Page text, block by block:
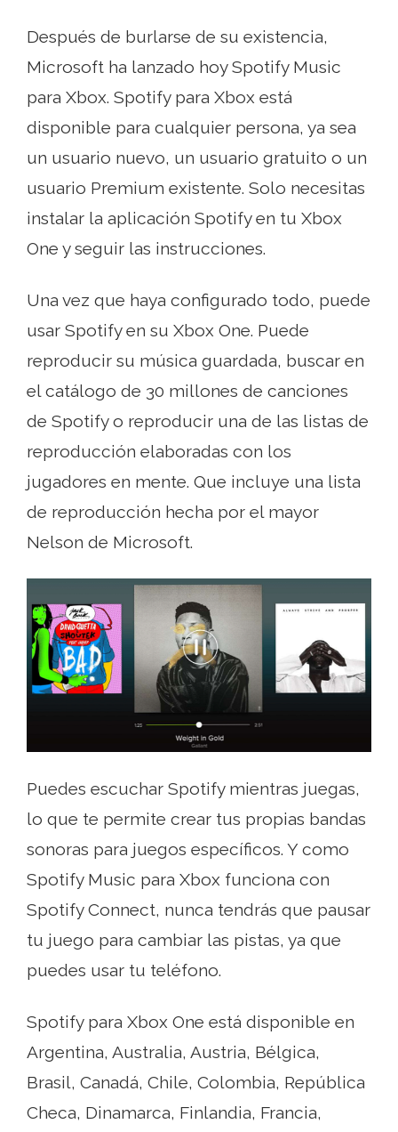
Después de burlarse de su existencia,
Microsoft ha lanzado hoy Spotify Music
para Xbox. Spotify para Xbox está
disponible para cualquier persona, ya sea
un usuario nuevo, un usuario gratuito o un
usuario Premium existente. Solo necesitas
instalar la aplicación Spotify en tu Xbox
One y seguir las instrucciones.
Una vez que haya configurado todo, puede
usar Spotify en su Xbox One. Puede
reproducir su música guardada, buscar en
el catálogo de 30 millones de canciones
de Spotify o reproducir una de las listas de
reproducción elaboradas con los
jugadores en mente. Que incluye una lista
de reproducción hecha por el mayor
Nelson de Microsoft.
Puedes escuchar Spotify mientras juegas,
lo que te permite crear tus propias bandas
sonoras para juegos específicos. Y como
Spotify Music para Xbox funciona con
Spotify Connect, nunca tendrás que pausar
tu juego para cambiar las pistas, ya que
puedes usar tu teléfono.
Spotify para Xbox One está disponible en
Argentina, Australia, Austria, Bélgica,
Brasil, Canadá, Chile, Colombia, República
Checa, Dinamarca, Finlandia, Francia,